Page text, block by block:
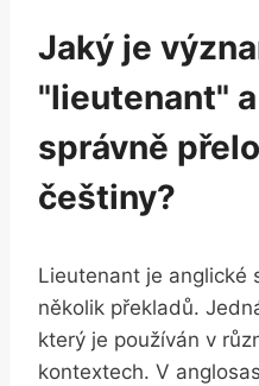
Jaký je
"lieutenant"
správně
češtiny?
Lieutenant je anglické
několik překladů.
který je používán v
kontextech. V